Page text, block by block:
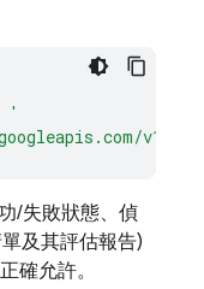
'
v1/
/失敗狀態、偵
及其評估報告)
確允許。